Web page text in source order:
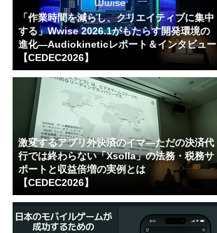
「作業時間を減らし、クリエイティブに集中
する」Wwise 2026.1がもたらす開発環境の
進化―Audiokineticレポート＆インタビュー
【CEDEC2026】
激変するアプリ外決済のイマ―ただの決済代
行では終わらない「Xsolla」の法務・税務サ
ポートと収益倍増の実例とは
【CEDEC2026】